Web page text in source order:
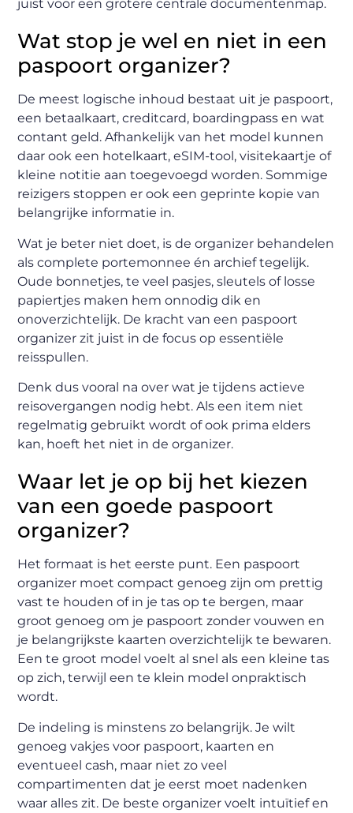
juist voor een grotere centrale documentenmap.
Wat stop je wel en niet in een
paspoort organizer?
De meest logische inhoud bestaat uit je paspoort,
een betaalkaart, creditcard, boardingpass en wat
contant geld. Afhankelijk van het model kunnen
daar ook een hotelkaart, eSIM-tool, visitekaartje of
kleine notitie aan toegevoegd worden. Sommige
reizigers stoppen er ook een geprinte kopie van
belangrijke informatie in.
Wat je beter niet doet, is de organizer behandelen
als complete portemonnee én archief tegelijk.
Oude bonnetjes, te veel pasjes, sleutels of losse
papiertjes maken hem onnodig dik en
onoverzichtelijk. De kracht van een paspoort
organizer zit juist in de focus op essentiële
reisspullen.
Denk dus vooral na over wat je tijdens actieve
reisovergangen nodig hebt. Als een item niet
regelmatig gebruikt wordt of ook prima elders
kan, hoeft het niet in de organizer.
Waar let je op bij het kiezen
van een goede paspoort
organizer?
Het formaat is het eerste punt. Een paspoort
organizer moet compact genoeg zijn om prettig
vast te houden of in je tas op te bergen, maar
groot genoeg om je paspoort zonder vouwen en
je belangrijkste kaarten overzichtelijk te bewaren.
Een te groot model voelt al snel als een kleine tas
op zich, terwijl een te klein model onpraktisch
wordt.
De indeling is minstens zo belangrijk. Je wilt
genoeg vakjes voor paspoort, kaarten en
eventueel cash, maar niet zo veel
compartimenten dat je eerst moet nadenken
waar alles zit. De beste organizer voelt intuïtief en